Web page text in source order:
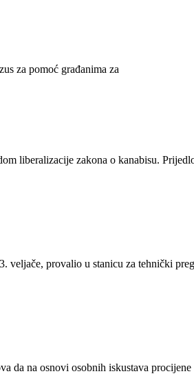
za pomoć građanima za
liberalizacije zakona o kanabisu.
veljače, provalio u stanicu za tehnički
da na osnovi osobnih iskustava